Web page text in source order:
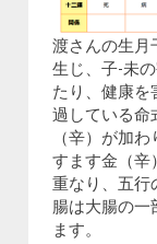
渡さんの生月
生じ、子-未
たり、健康を
過している命
（辛）が加
すます金（辛
重なり、五行
腸は大腸の一
ます。